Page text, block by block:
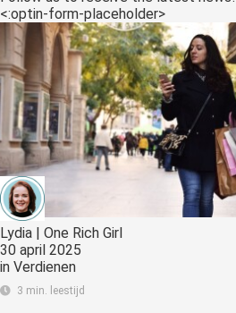
<:optin-form-placeholder>
Lydia | One Rich Girl
30 april 2025
in Verdienen
3 min. leestijd